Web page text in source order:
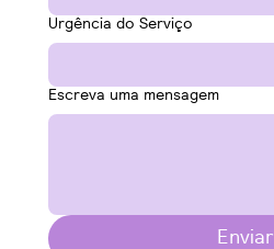
Urgência do Serviço
Escreva uma mensagem
Enviar